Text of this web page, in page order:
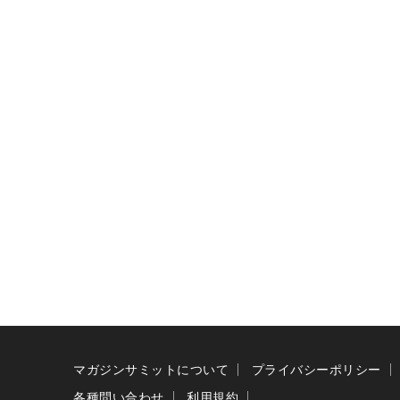
マガジンサミットについて プライバシーポリシー